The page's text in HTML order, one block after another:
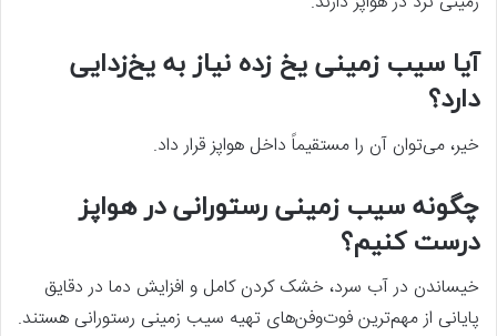
آیا سیب زمینی یخ زده نیاز به یخ‌زدایی
دارد؟
خیر، می‌توان آن را مستقیماً داخل هواپز قرار داد.
چگونه سیب زمینی رستورانی در هواپز
درست کنیم؟
خیساندن در آب سرد، خشک کردن کامل و افزایش دما در دقایق
پایانی از مهم‌ترین فوت‌وفن‌های تهیه سیب زمینی رستورانی هستند.